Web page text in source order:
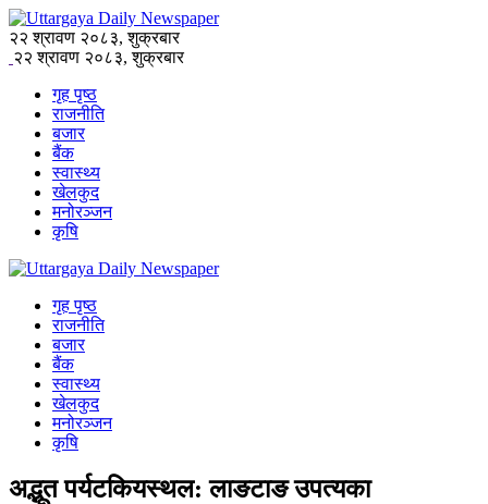
२२ श्रावण २०८३, शुक्रबार
२२ श्रावण २०८३, शुक्रबार
गृह पृष्ठ
राजनीति
बजार
बैंक
स्वास्थ्य
खेलकुद
मनोरञ्जन
कृषि
गृह पृष्ठ
राजनीति
बजार
बैंक
स्वास्थ्य
खेलकुद
मनोरञ्जन
कृषि
अद्भूत पर्यटकियस्थल: लाङटाङ उपत्यका